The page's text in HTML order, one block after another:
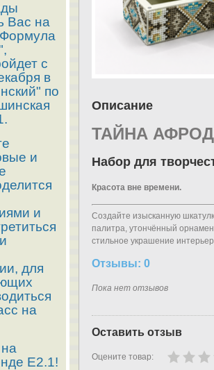
Описание
ТАЙНА
Набор для
Красота вне времени.
Создайте изысканную
палитра, утончённый
стильное украшение
Отзывы: 0
Пока нет отзывов
Оставить отзыв
Оцените товар:
Вас на
с
в
по
и
и
для
на
E2.1!